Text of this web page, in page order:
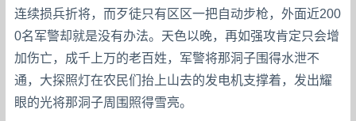
连续损兵折将，而歹徒只有区区一把自动步枪，外面近200
0名军警却就是没有办法。天色以晚，再如强攻肯定只会增
加伤亡，成千上万的老百姓，军警将那洞子围得水泄不
通，大探照灯在农民们抬上山去的发电机支撑着，发出耀
眼的光将那洞子周围照得雪亮。